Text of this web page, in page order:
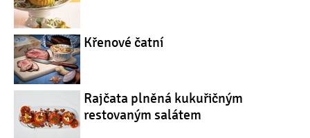
Křenové čatní
Rajčata plněná kukuřičným
restovaným salátem